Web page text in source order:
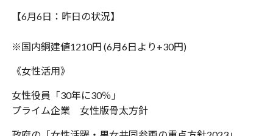
【6月6日：昨日の状況】
※国内銅建値1210円 (6月6日より+30円)
《女性活用》
女性役員「30年に30％」
プライム企業 女性版骨太方針